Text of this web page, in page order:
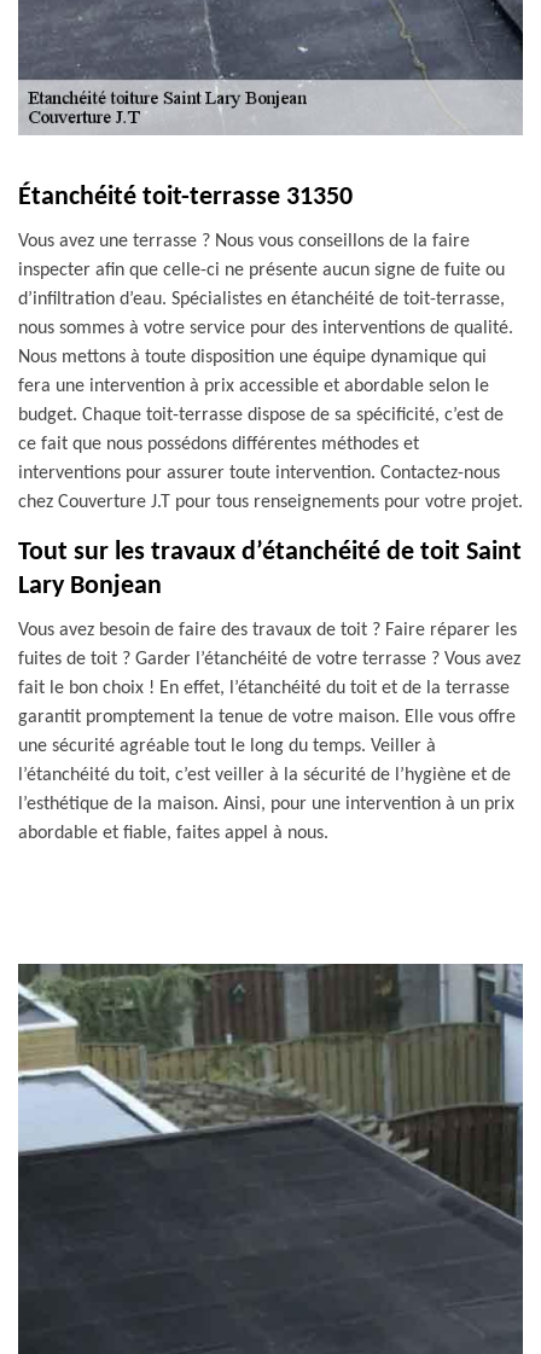
Étanchéité toit-terrasse 31350
Vous avez une terrasse ? Nous vous conseillons de la faire
inspecter afin que celle-ci ne présente aucun signe de fuite ou
d’infiltration d’eau. Spécialistes en étanchéité de toit-terrasse,
nous sommes à votre service pour des interventions de qualité.
Nous mettons à toute disposition une équipe dynamique qui
fera une intervention à prix accessible et abordable selon le
budget. Chaque toit-terrasse dispose de sa spécificité, c’est de
ce fait que nous possédons différentes méthodes et
interventions pour assurer toute intervention. Contactez-nous
chez Couverture J.T pour tous renseignements pour votre projet.
Tout sur les travaux d’étanchéité de toit Saint
Lary Bonjean
Vous avez besoin de faire des travaux de toit ? Faire réparer les
fuites de toit ? Garder l’étanchéité de votre terrasse ? Vous avez
fait le bon choix ! En effet, l’étanchéité du toit et de la terrasse
garantit promptement la tenue de votre maison. Elle vous offre
une sécurité agréable tout le long du temps. Veiller à
l’étanchéité du toit, c’est veiller à la sécurité de l’hygiène et de
l’esthétique de la maison. Ainsi, pour une intervention à un prix
abordable et fiable, faites appel à nous.